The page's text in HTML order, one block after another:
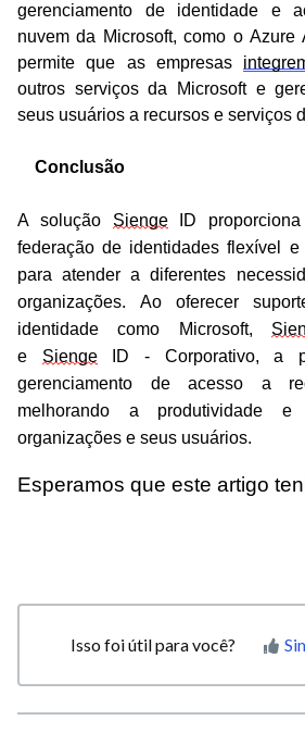
gerenciamento de identidade e
nuvem da Microsoft, como o Azure
permite que as empresas
outros serviços da Microsoft e
seus usuários a recursos e serviços
Conclusão
A solução Sienge ID proporciona
federação de identidades flexível
para atender a diferentes
organizações. Ao oferecer
identidade como Microsoft,
e Sienge ID - Corporativo, a
gerenciamento de acesso a
melhorando a produtividade
organizações e seus usuários.
Esperamos que este artigo
Isso foi útil para você?